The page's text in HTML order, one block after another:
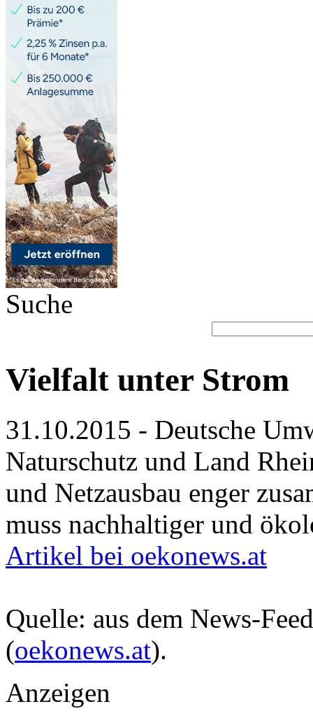
Suche
Vielfalt unter Strom
31.10.2015 - Deutsche
Naturschutz und Land
und Netzausbau enger
muss nachhaltiger und
Artikel bei oekonews.at
Quelle: aus dem News-
(oekonews.at).
Anzeigen